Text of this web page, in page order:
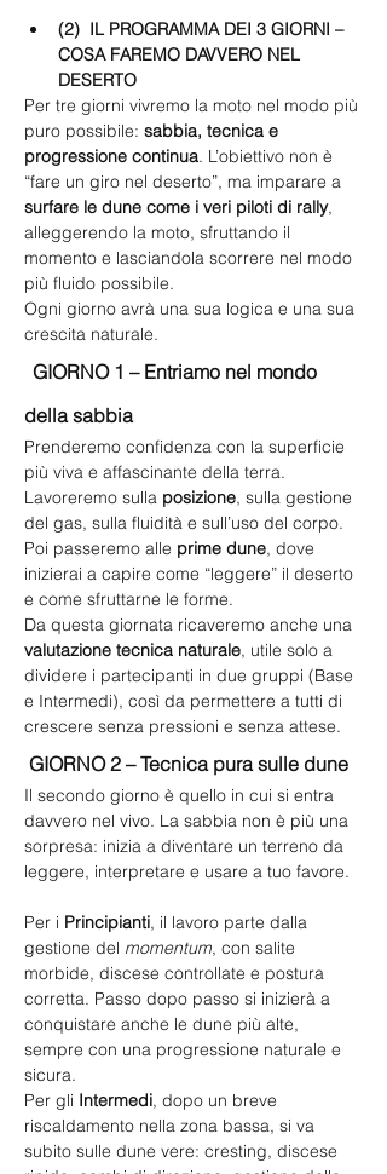
(2) IL PROGRAMMA DEI 3 GIORNI –
COSA FAREMO DAVVERO NEL
DESERTO
Per tre giorni vivremo la moto nel modo più
puro possibile: sabbia, tecnica e
progressione continua. L’obiettivo non è
“fare un giro nel deserto”, ma imparare a
surfare le dune come i veri piloti di rally,
alleggerendo la moto, sfruttando il
momento e lasciandola scorrere nel modo
più fluido possibile.
Ogni giorno avrà una sua logica e una sua
crescita naturale.
GIORNO 1 – Entriamo nel mondo
della sabbia
Prenderemo confidenza con la superficie
più viva e affascinante della terra.
Lavoreremo sulla posizione, sulla gestione
del gas, sulla fluidità e sull’uso del corpo.
Poi passeremo alle prime dune, dove
inizierai a capire come “leggere” il deserto
e come sfruttarne le forme.
Da questa giornata ricaveremo anche una
valutazione tecnica naturale, utile solo a
dividere i partecipanti in due gruppi (Base
e Intermedi), così da permettere a tutti di
crescere senza pressioni e senza attese.
GIORNO 2 – Tecnica pura sulle dune
Il secondo giorno è quello in cui si entra
davvero nel vivo. La sabbia non è più una
sorpresa: inizia a diventare un terreno da
leggere, interpretare e usare a tuo favore.
Per i Principianti, il lavoro parte dalla
gestione del momentum, con salite
morbide, discese controllate e postura
corretta. Passo dopo passo si inizierà a
conquistare anche le dune più alte,
sempre con una progressione naturale e
sicura.
Per gli Intermedi, dopo un breve
riscaldamento nella zona bassa, si va
subito sulle dune vere: cresting, discese